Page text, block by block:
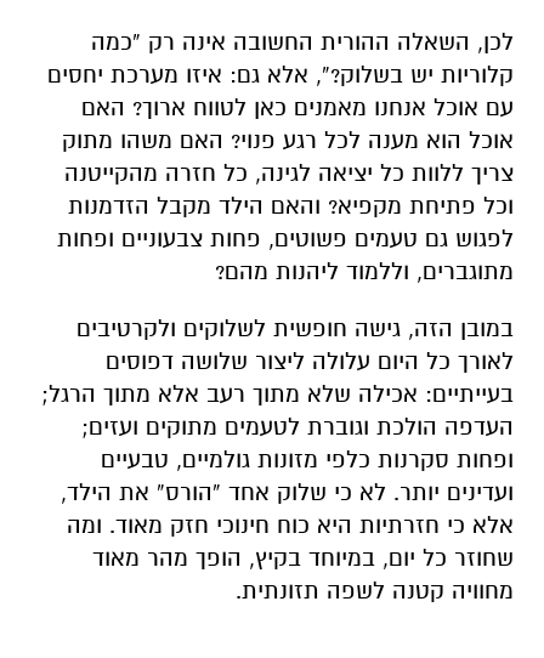
לכן, השאלה ההורית החשובה אינה רק “כמה
קלוריות יש בשלוק?”, אלא גם: איזו מערכת יחסים
עם אוכל אנחנו מאמנים כאן לטווח ארוך? האם
אוכל הוא מענה לכל רגע פנוי? האם משהו מתוק
צריך ללוות כל יציאה לגינה, כל חזרה מהקייטנה
וכל פתיחת מקפיא? והאם הילד מקבל הזדמנות
לפגוש גם טעמים פשוטים, פחות צבעוניים ופחות
מתוגברים, וללמוד ליהנות מהם?
במובן הזה, גישה חופשית לשלוקים ולקרטיבים
לאורך כל היום עלולה ליצור שלושה דפוסים
בעייתיים: אכילה שלא מתוך רעב אלא מתוך הרגל;
העדפה הולכת וגוברת לטעמים מתוקים ועזים;
ופחות סקרנות כלפי מזונות גולמיים, טבעיים
ועדינים יותר. לא כי שלוק אחד “הורס” את הילד,
אלא כי חזרתיות היא כוח חינוכי חזק מאוד. ומה
שחוזר כל יום, במיוחד בקיץ, הופך מהר מאוד
מחוויה קטנה לשפה תזונתית.